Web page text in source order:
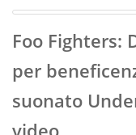
Foo Fighters:
per
suonato
video